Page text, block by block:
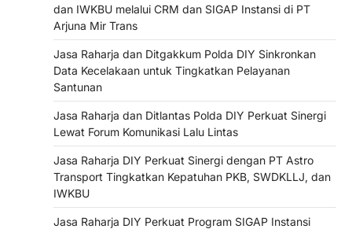
dan IWKBU melalui CRM dan SIGAP Instansi di PT
Arjuna Mir Trans
Jasa Raharja dan Ditgakkum Polda DIY Sinkronkan
Data Kecelakaan untuk Tingkatkan Pelayanan
Santunan
Jasa Raharja dan Ditlantas Polda DIY Perkuat Sinergi
Lewat Forum Komunikasi Lalu Lintas
Jasa Raharja DIY Perkuat Sinergi dengan PT Astro
Transport Tingkatkan Kepatuhan PKB, SWDKLLJ, dan
IWKBU
Jasa Raharja DIY Perkuat Program SIGAP Instansi